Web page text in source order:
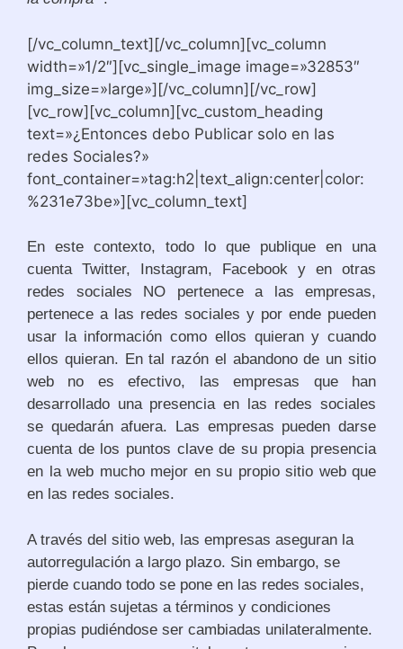
[/vc_column_text][/vc_column][vc_column
width=»1/2″][vc_single_image image=»32853″
img_size=»large»][/vc_column][/vc_row]
[vc_row][vc_column][vc_custom_heading
text=»¿Entonces debo Publicar solo en las
redes Sociales?»
font_container=»tag:h2|text_align:center|color:
%231e73be»][vc_column_text]
En este contexto, todo lo que publique en una
cuenta Twitter, Instagram, Facebook y en otras
redes sociales NO pertenece a las empresas,
pertenece a las redes sociales y por ende pueden
usar la información como ellos quieran y cuando
ellos quieran. En tal razón el abandono de un sitio
web no es efectivo, las empresas que han
desarrollado una presencia en las redes sociales
se quedarán afuera. Las empresas pueden darse
cuenta de los puntos clave de su propia presencia
en la web mucho mejor en su propio sitio web que
en las redes sociales.
A través del sitio web, las empresas aseguran la
autorregulación a largo plazo. Sin embargo, se
pierde cuando todo se pone en las redes sociales,
estas están sujetas a términos y condiciones
propias pudiéndose ser cambiadas unilateralmente.